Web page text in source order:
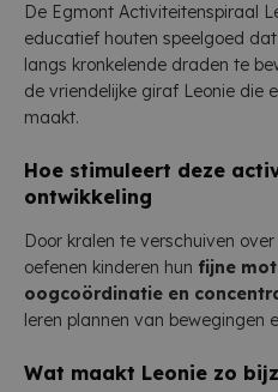
De Egmont Activiteitenspiraal
educatief houten speelgoed
langs kronkelende draden te
de vriendelijke giraf Leonie die
maakt.
Hoe stimuleert deze
ontwikkeling
Door kralen te verschuiven
oefenen kinderen hun fijne
oogcoördinatie en
leren plannen van bewegingen
Wat maakt Leonie zo